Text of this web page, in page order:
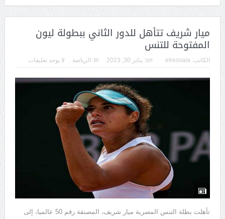
ميار شريف تتأهل للدور الثاني ببطولة ليون
المفتوحة للتنس
الكاتب: elressala
on: يناير 30, 2023 In: الرياضة لا يوجد تعليقات
تأهلت بطلة التنس المصرية ميار شريف، المصنفة رقم 50 عالميا، إلى